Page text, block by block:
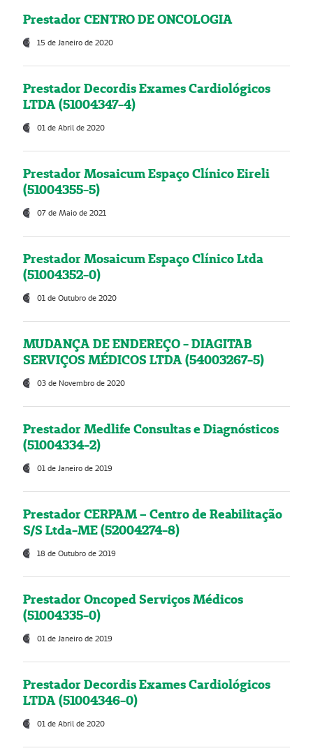
Prestador CENTRO DE ONCOLOGIA
15 de Janeiro de 2020
Prestador Decordis Exames Cardiológicos
LTDA (51004347-4)
01 de Abril de 2020
Prestador Mosaicum Espaço Clínico Eireli
(51004355-5)
07 de Maio de 2021
Prestador Mosaicum Espaço Clínico Ltda
(51004352-0)
01 de Outubro de 2020
MUDANÇA DE ENDEREÇO - DIAGITAB
SERVIÇOS MÉDICOS LTDA (54003267-5)
03 de Novembro de 2020
Prestador Medlife Consultas e Diagnósticos
(51004334-2)
01 de Janeiro de 2019
Prestador CERPAM – Centro de Reabilitação
S/S Ltda-ME (52004274-8)
18 de Outubro de 2019
Prestador Oncoped Serviços Médicos
(51004335-0)
01 de Janeiro de 2019
Prestador Decordis Exames Cardiológicos
LTDA (51004346-0)
01 de Abril de 2020